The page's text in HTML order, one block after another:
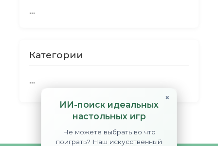
×
ИИ-поиск идеальных
настольных игр
Не можете выбрать во что
поиграть? Наш искусственный
...
Категории
...